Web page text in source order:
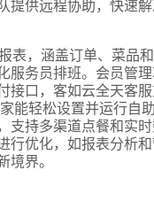
供远程协助，快速解
表，涵盖订单、菜品
务员排班。会员管
口，客如云全天客
能轻松设置并运行自
持多渠道点餐和实
优化，如报表分析
界。